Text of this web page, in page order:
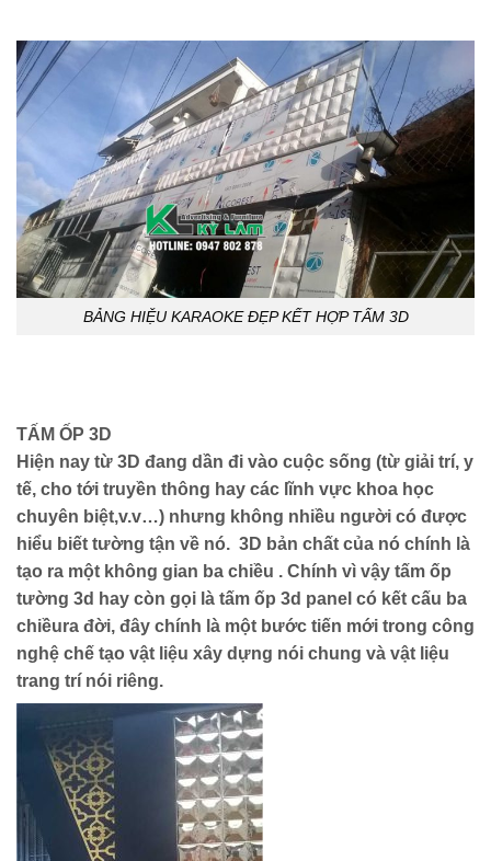
BẢNG HIỆU KARAOKE ĐẸP KẾT HỢP TẤM 3D
TẤM ỐP 3D
Hiện nay từ 3D đang dần đi vào cuộc sống (từ giải trí, y
tế, cho tới truyền thông hay các lĩnh vực khoa học
chuyên biệt,v.v…) nhưng không nhiều người có được
hiểu biết tường tận về nó. 3D bản chất của nó chính là
tạo ra một không gian ba chiều . Chính vì vậy tấm ốp
tường 3d hay còn gọi là tấm ốp 3d panel có kết cấu ba
chiềura đời, đây chính là một bước tiến mới trong công
nghệ chế tạo vật liệu xây dựng nói chung và vật liệu
trang trí nói riêng.